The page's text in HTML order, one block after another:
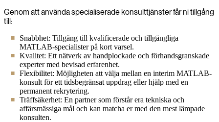
Genom att använda specialiserade konsulttjänster får ni tillgång
till:
Snabbhet: Tillgång till kvalificerade och tillgängliga
MATLAB-specialister på kort varsel.
Kvalitet: Ett nätverk av handplockade och förhandsgranskade
experter med bevisad erfarenhet.
Flexibilitet: Möjligheten att välja mellan en interim MATLAB-
konsult för ett tidsbegränsat uppdrag eller hjälp med en
permanent rekrytering.
Träffsäkerhet: En partner som förstår era tekniska och
affärsmässiga mål och kan matcha er med den mest lämpade
konsulten.